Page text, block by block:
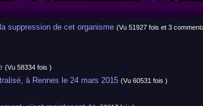
suppression de cet organisme (Vu 51927 fois et 3
(Vu 58334 fois )
à Rennes le 24 mars 2015 (Vu 60531 fois )